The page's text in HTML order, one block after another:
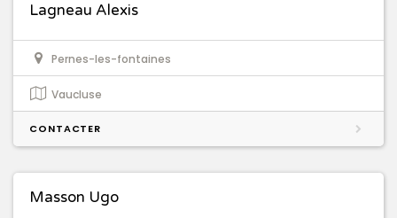
Lagneau Alexis
Pernes-les-fontaines
Vaucluse
CONTACTER
Masson Ugo